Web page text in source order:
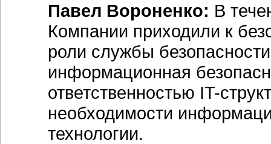
Павел Вороненко: В
Компании приходили к
роли службы
информационная
ответственностью IT-
необходимости
технологии.